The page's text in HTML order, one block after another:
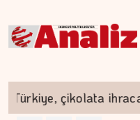
çikolata